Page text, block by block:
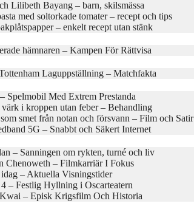
Lilibeth Bayang – barn, skilsmässa
med soltorkade tomater – recept och tips
– enkelt recept utan stänk
hämnaren – Kampen För Rättvisa
Laguppställning – Matchfakta
Spelmobil Med Extrem Prestanda
i kroppen utan feber – Behandling
smet från notan och försvann – Film och Satir
5G – Snabbt och Säkert Internet
– Sanningen om rykten, turné och liv
Chenoweth – Filmkarriär I Fokus
– Aktuella Visningstider
– Festlig Hyllning i Oscarteatern
– Episk Krigsfilm Och Historia